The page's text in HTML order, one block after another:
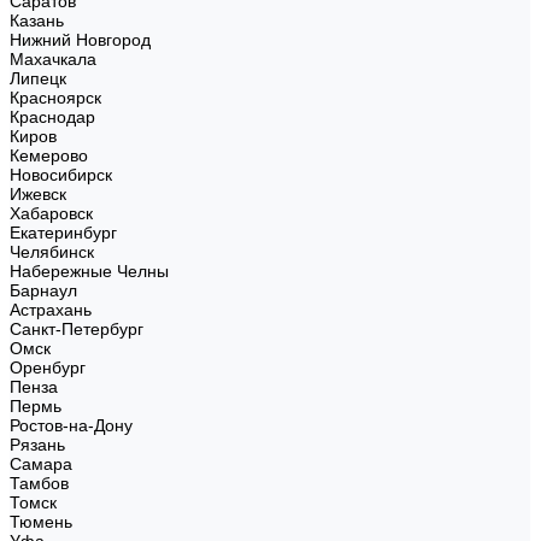
Казань
Нижний Новгород
Махачкала
Липецк
Красноярск
Краснодар
Киров
Кемерово
Новосибирск
Ижевск
Хабаровск
Екатеринбург
Челябинск
Набережные Челны
Барнаул
Астрахань
Санкт-Петербург
Омск
Оренбург
Пенза
Пермь
Ростов-на-Дону
Рязань
Самара
Тамбов
Томск
Тюмень